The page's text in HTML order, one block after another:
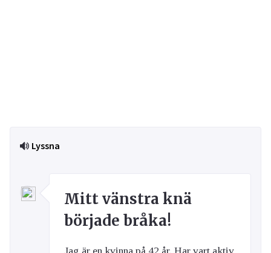
Lyssna
Mitt vänstra knä
började bråka!
Jag är en kvinna på 42 år. Har vart aktiv